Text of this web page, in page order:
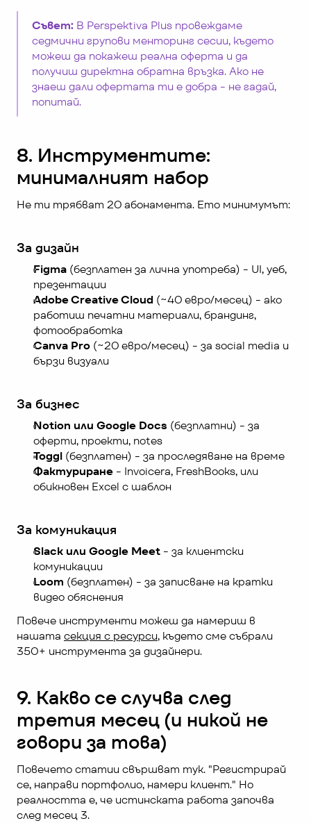
Съвет: В Perspektiva Plus провеждаме
седмични групови менторинг сесии, където
можеш да покажеш реална оферта и да
получиш директна обратна връзка. Ако не
знаеш дали офертата ти е добра - не гадай,
попитай.
8. Инструментите:
минималният набор
Не ти трябват 20 абонамента. Ето минимумът:
За дизайн
Figma (безплатен за лична употреба) - UI, уеб,
презентации
Adobe Creative Cloud (~40 евро/месец) - ако
работиш печатни материали, брандинг,
фотообработка
Canva Pro (~20 евро/месец) - за social media и
бързи визуали
За бизнес
Notion или Google Docs (безплатни) - за
оферти, проекти, notes
Toggl (безплатен) - за проследяване на време
Фактуриране - Invoicera, FreshBooks, или
обикновен Excel с шаблон
За комуникация
Slack или Google Meet - за клиентски
комуникации
Loom (безплатен) - за записване на кратки
видео обяснения
Повече инструменти можеш да намериш в
нашата секция с ресурси, където сме събрали
350+ инструмента за дизайнери.
9. Какво се случва след
третия месец (и никой не
говори за това)
Повечето статии свършват тук. "Регистрирай
се, направи портфолио, намери клиент." Но
реалността е, че истинската работа започва
след месец 3.